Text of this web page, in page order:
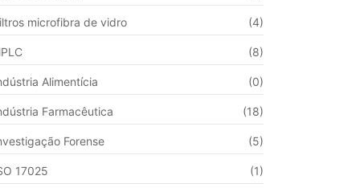
microfibra de vidro (4)
(8)
Alimentícia (0)
Farmacêutica (18)
Forense (5)
17025 (1)